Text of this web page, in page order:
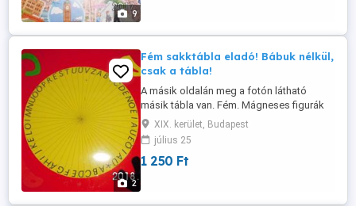
9
2
Fém sakktábla eladó! Bábuk nélkül,
csak a tábla!
A másik oldalán meg a fotón látható
másik tábla van. Fém. Mágneses figurák
nem dőlnek el rajta. Csak a tábla eladó.
Ára: fixen 1250.- forint. Kispesten
személyesen bármelyik napon átvehető
délután 5-től - egészen késő estig.
XIX. kerület, Budapest
július 25
1 250 Ft